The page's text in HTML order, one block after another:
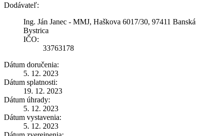
Dodávateľ:
Ing. Ján Janec - MMJ, Haškova 6017/30, 97411 Banská
Bystrica
IČO:
33763178
Dátum doručenia:
5. 12. 2023
Dátum splatnosti:
19. 12. 2023
Dátum úhrady:
5. 12. 2023
Dátum vystavenia:
5. 12. 2023